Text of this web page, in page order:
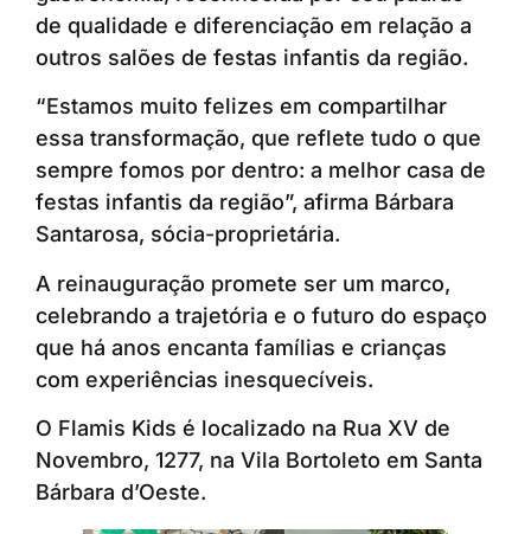
de qualidade e diferenciação em relação a
outros salões de festas infantis da região.
“Estamos muito felizes em compartilhar
essa transformação, que reflete tudo o que
sempre fomos por dentro: a melhor casa de
festas infantis da região”, afirma Bárbara
Santarosa, sócia-proprietária.
A reinauguração promete ser um marco,
celebrando a trajetória e o futuro do espaço
que há anos encanta famílias e crianças
com experiências inesquecíveis.
O Flamis Kids é localizado na Rua XV de
Novembro, 1277, na Vila Bortoleto em Santa
Bárbara d’Oeste.